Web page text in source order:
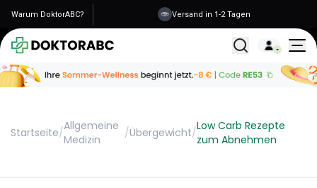
Warum DoktorABC? Versand in 1-2 Tagen
Alle
Startseite/Allgemeine
Medizin
/Übergewicht/Low Carb Rezepte
zum Abnehmen